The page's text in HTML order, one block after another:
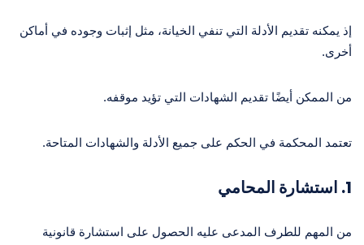
إذ يمكنه تقديم الأدلة التي تنفي الخيانة، مثل إثبات وجوده في أماكن
أخرى.
من الممكن أيضًا تقديم الشهادات التي تؤيد موقفه.
تعتمد المحكمة في الحكم على جميع الأدلة والشهادات المتاحة.
1. استشارة المحامي
من المهم للطرف المدعى عليه الحصول على استشارة قانونية